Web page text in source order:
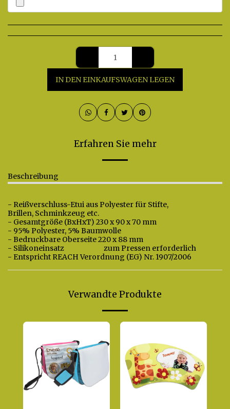
IN DEN EINKAUFSWAGEN LEGEN
Erfahren Sie mehr
Beschreibung
- Reißverschluss-Etui aus Polyester für Stifte,
Brillen, Schminkzeug etc.
- Gesamtgröße (BxHxT) 230 x 90 x 70 mm
- 95% Polyester, 5% Baumwolle
- Bedruckbare Oberseite 220 x 88 mm
- Silikoneinsatz
zum Pressen erforderlich
- Entspricht REACH Verordnung (EG) Nr. 1907/2006
Verwandte Produkte